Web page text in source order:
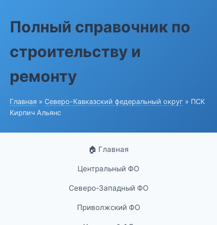
Полный справочник по
строительству и
ремонту
Главная » Северо-Кавказский федеральный округ » ПСК
Кирпич Альянс
🏠 Главная
Центральный ФО
Северо-Западный ФО
Приволжский ФО